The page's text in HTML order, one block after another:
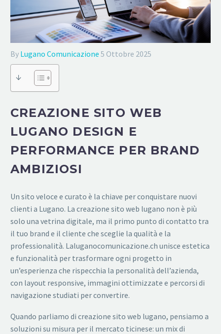
By Lugano Comunicazione 5 Ottobre 2025
↓
CREAZIONE SITO WEB
LUGANO DESIGN E
PERFORMANCE PER BRAND
AMBIZIOSI
Un sito veloce e curato è la chiave per conquistare nuovi
clienti a Lugano. La creazione sito web lugano non è più
solo una vetrina digitale, ma il primo punto di contatto tra
il tuo brand e il cliente che sceglie la qualità e la
professionalità. Laluganocomunicazione.ch unisce estetica
e funzionalità per trasformare ogni progetto in
un’esperienza che rispecchia la personalità dell’azienda,
con layout responsive, immagini ottimizzate e percorsi di
navigazione studiati per convertire.
Quando parliamo di creazione sito web lugano, pensiamo a
soluzioni su misura per il mercato ticinese: un mix di